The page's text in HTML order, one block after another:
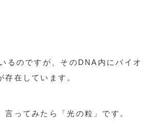
るのですが、そのDNA内にバイオ
在しています。
ってみたら「光の粒」です。